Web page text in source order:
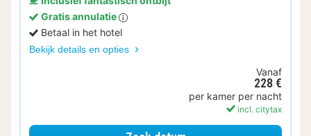
Gratis annulatie
Betaal in het hotel
Bekijk details en opties
Vanaf
228 €
per kamer per nacht
incl. citytax